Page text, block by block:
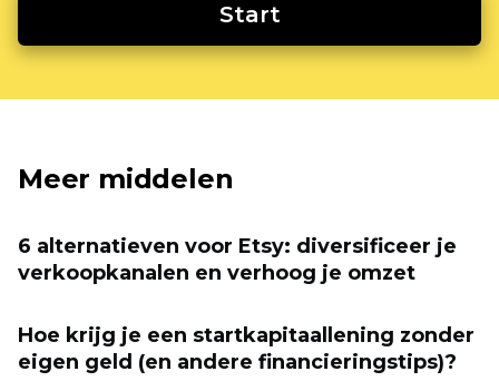
Start
Meer middelen
6 alternatieven voor Etsy: diversificeer je
verkoopkanalen en verhoog je omzet
Hoe krijg je een startkapitaallening zonder
eigen geld (en andere financieringstips)?